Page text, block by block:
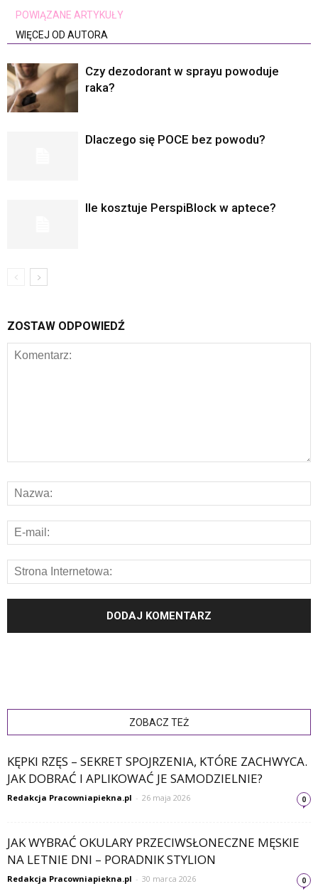
POWIĄZANE ARTYKUŁY
WIĘCEJ OD AUTORA
Czy dezodorant w sprayu powoduje
raka?
Dlaczego się POCE bez powodu?
Ile kosztuje PerspiBlock w aptece?
ZOSTAW ODPOWIEDŹ
ZOBACZ TEŻ
KĘPKI RZĘS – SEKRET SPOJRZENIA, KTÓRE ZACHWYCA.
JAK DOBRAĆ I APLIKOWAĆ JE SAMODZIELNIE?
Redakcja Pracowniapiekna.pl - 26 maja 2026 0
JAK WYBRAĆ OKULARY PRZECIWSŁONECZNE MĘSKIE
NA LETNIE DNI – PORADNIK STYLION
Redakcja Pracowniapiekna.pl - 30 marca 2026 0